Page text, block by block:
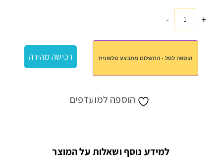
+כמות
בוץ
-
הוספה לסל - התשלום מתבצע טלפונית רכישה מהירה
הוספה למועדפים
למידע נוסף ושאלות על המוצר